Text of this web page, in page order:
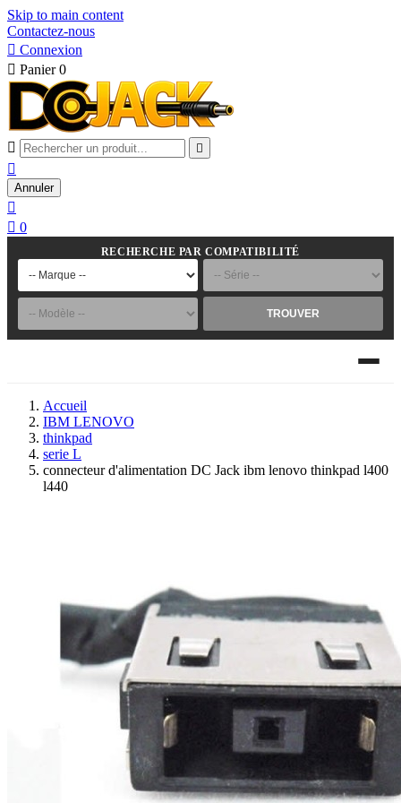
Skip to main content
Contactez-nous
 Connexion
 Panier 0
 

Annuler

 0
RECHERCHE PAR COMPATIBILITÉ
TROUVER
Accueil
IBM LENOVO
thinkpad
serie L
connecteur d'alimentation DC Jack ibm lenovo thinkpad l400
l440